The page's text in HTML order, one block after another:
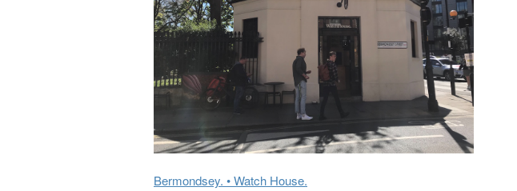
Bermondsey. • Watch House.